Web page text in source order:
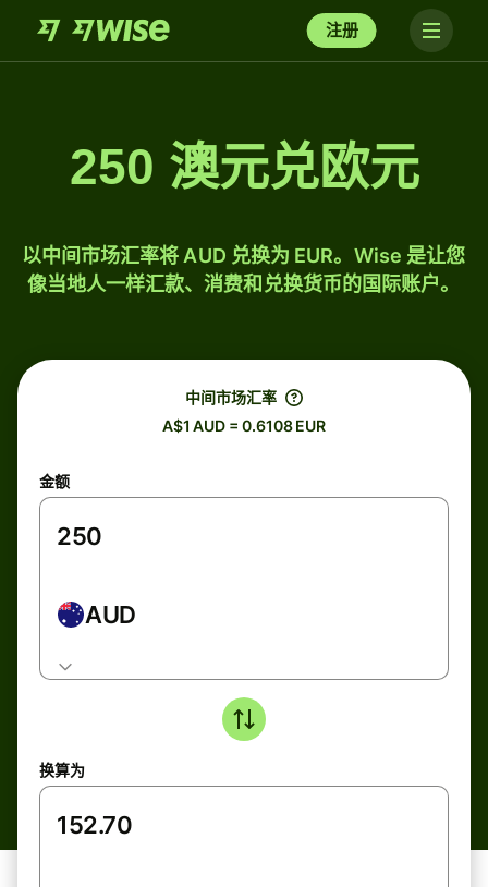
注册
250 澳元兑欧元
以中间市场汇率将 AUD 兑换为 EUR。Wise 是让您
像当地人一样汇款、消费和兑换货币的国际账户。
中间市场汇率
A$1 AUD = 0.6108 EUR
金额
AUD
换算为